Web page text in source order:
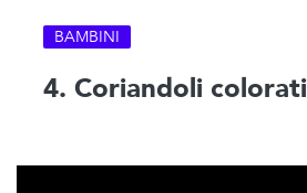
BAMBINI
4. Coriandoli colorati